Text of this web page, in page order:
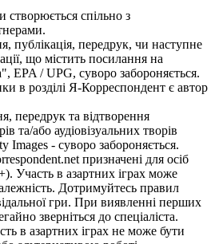
створюється спільно з
публікація, передрук, чи наступне
що містить посилання на
EPA / UPG, суворо забороняється.
в розділі Я-Корреспондент є автор
передрук та відтворення
та/або аудіовізуальних творів
Images - суворо забороняється.
призначені для осіб
Участь в азартних іграх може
Дотримуйтесь правил
гри. При виявленні перших
зверніться до спеціаліста.
в азартних іграх не може бути